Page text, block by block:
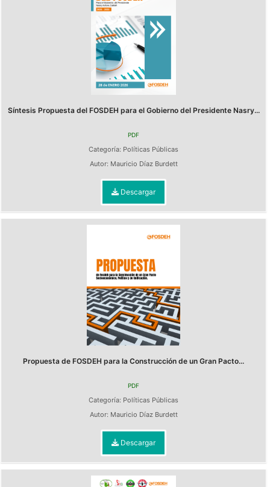
Síntesis Propuesta del FOSDEH para el Gobierno del Presidente Nasry...
PDF
Categoría: Políticas Públicas
Autor: Mauricio Díaz Burdett
Descargar
Propuesta de FOSDEH para la Construcción de un Gran Pacto...
PDF
Categoría: Políticas Públicas
Autor: Mauricio Díaz Burdett
Descargar